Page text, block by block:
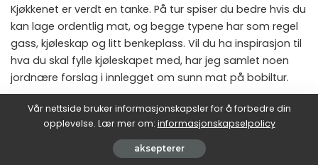
Kjøkkenet er verdt en tanke. På tur spiser du bedre hvis du
kan lage ordentlig mat, og begge typene har som regel
gass, kjøleskap og litt benkeplass. Vil du ha inspirasjon til
hva du skal fylle kjøleskapet med, har jeg samlet noen
jordnære forslag i innlegget om sunn mat på bobiltur.
Et fortelt eller en markise endrer også regnestykket. Med
et fortelt på campingvogna dobler du nesten stueflaten
når du står lenge på samme plass. Det er der du henger
Vår nettside bruker informasjonskapsler for å forbedre din
opplevelse. Lær mer om: informasjonskapselpolicy
aksepterer